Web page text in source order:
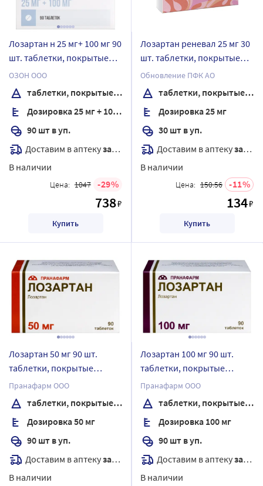
Лозартан н 25 мг+ 100 мг 90
шт. таблетки, покрытые
пленочной оболочкой
ОЗОН ООО
таблетки, покрытые пленочной оболочкой
Дозировка 25 мг + 100 мг
90 шт в уп.
Доставим в аптекузавтра
В наличии
Цена: 1047 29
738₽
Купить
Лозартан реневал 25 мг 30
шт. таблетки, покрытые
пленочной оболочкой
Обновление ПФК АО
таблетки, покрытые пленочной оболочкой
Дозировка 25 мг
30 шт в уп.
Доставим в аптекузавтра
В наличии
Цена: 150.56 11
134₽
Купить
Лозартан 50 мг 90 шт.
таблетки, покрытые
пленочной оболочкой
Пранафарм ООО
таблетки, покрытые пленочной оболочкой
Дозировка 50 мг
90 шт в уп.
Доставим в аптекузавтра
В наличии
Лозартан 100 мг 90 шт.
таблетки, покрытые
пленочной оболочкой
Пранафарм ООО
таблетки, покрытые пленочной оболочкой
Дозировка 100 мг
90 шт в уп.
Доставим в аптекузавтра
В наличии